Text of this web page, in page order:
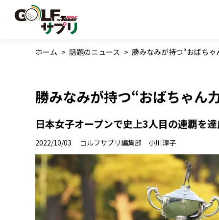
ホーム > 話題のニュース > 勝みなみが持つ“おばち
勝みなみが持つ“おばちゃん
日本女子オープンで史上3人目の連覇を達
2022/10/03 ゴルフサプリ編集部 小川淳子